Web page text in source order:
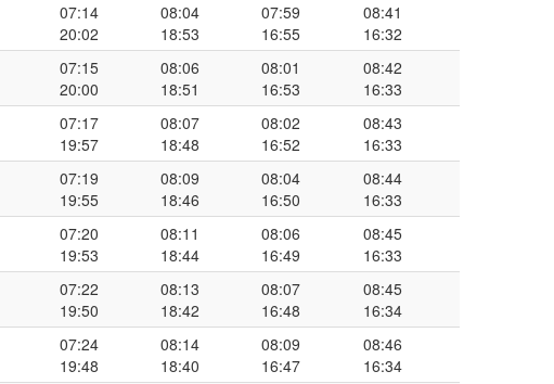
07:14
20:02
08:04
18:53
07:59
16:55
08:41
16:32
07:15
20:00
08:06
18:51
08:01
16:53
08:42
16:33
07:17
19:57
08:07
18:48
08:02
16:52
08:43
16:33
07:19
19:55
08:09
18:46
08:04
16:50
08:44
16:33
07:20
19:53
08:11
18:44
08:06
16:49
08:45
16:33
07:22
19:50
08:13
18:42
08:07
16:48
08:45
16:34
07:24
19:48
08:14
18:40
08:09
16:47
08:46
16:34